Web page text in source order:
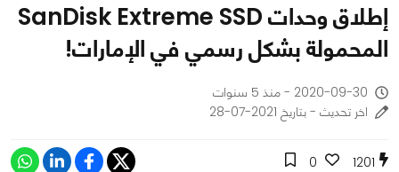
إطلاق وحدات SanDisk Extreme SSD
المحمولة بشكل رسمي في الإمارات!
2020-09-30 - منذ 5 سنوات
اخر تحديث - بتاريخ 2021-07-28
1201
0